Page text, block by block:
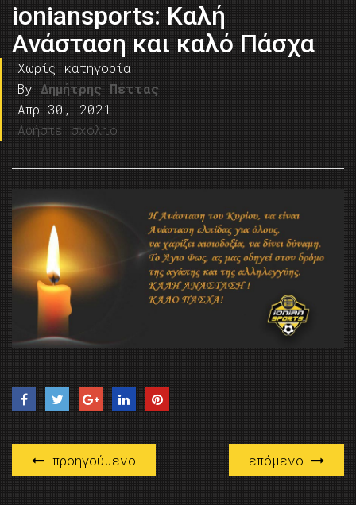
ioniansports: Καλή
Ανάσταση και καλό Πάσχα
Χωρίς κατηγορία
By Δημήτρης Πέττας
Απρ 30, 2021
Αφήστε σχόλιο
προηγούμενο επόμενο